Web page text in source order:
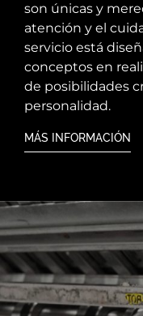
son únicas y
atención y el
servicio está
conceptos en
de posibilidades
personalidad.
MÁS INFORMACIÓN